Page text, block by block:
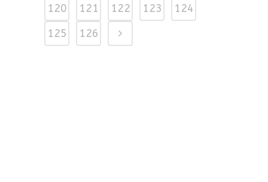
120
121 122 123
124
125
126